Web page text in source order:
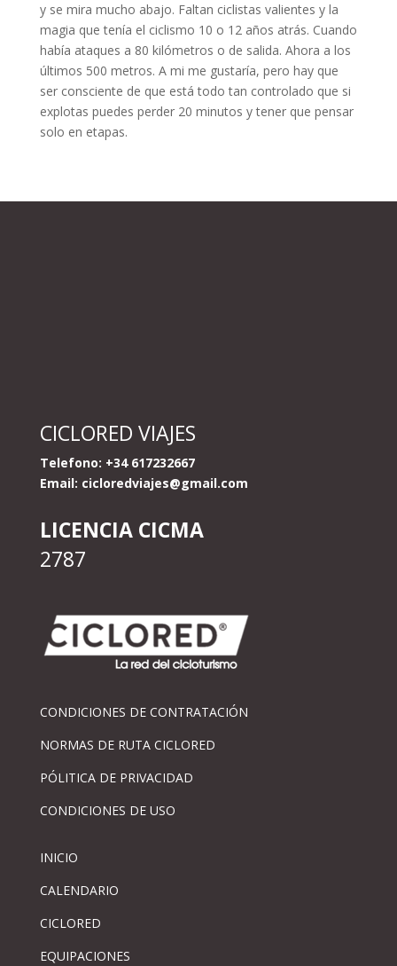
y se mira mucho abajo. Faltan ciclistas valientes y la
magia que tenía el ciclismo 10 o 12 años atrás. Cuando
había ataques a 80 kilómetros o de salida. Ahora a los
últimos 500 metros. A mi me gustaría, pero hay que
ser consciente de que está todo tan controlado que si
explotas puedes perder 20 minutos y tener que pensar
solo en etapas.
CICLORED VIAJES
Telefono: +34 617232667
Email: cicloredviajes@gmail.com
LICENCIA CICMA
2787
CONDICIONES DE CONTRATACIÓN
NORMAS DE RUTA CICLORED
PÓLITICA DE PRIVACIDAD
CONDICIONES DE USO
INICIO
CALENDARIO
CICLORED
EQUIPACIONES